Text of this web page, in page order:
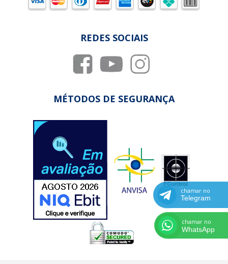
chamar no
Telegram
chamar no
WhatsApp
REDES SOCIAIS
MÉTODOS DE SEGURANÇA